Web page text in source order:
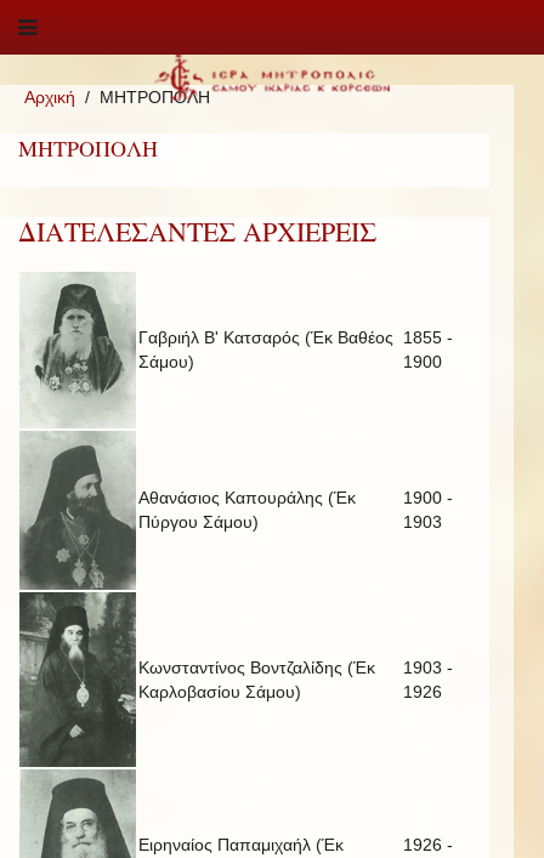
Αρχική ΜΗΤΡΟΠΟΛΗ
ΜΗΤΡΟΠΟΛΗ
ΔΙΑΤΕΛΕΣΑΝΤΕΣ ΑΡΧΙΕΡΕΙΣ
Γαβριήλ Β' Κατσαρός (Έκ Βαθέος
Σάμου)
1855 -
1900
Αθανάσιος Καπουράλης (Έκ
Πύργου Σάμου)
1900 -
1903
Κωνσταντίνος Βοντζαλίδης (Έκ
Καρλοβασίου Σάμου)
1903 -
1926
Ειρηναίος Παπαμιχαήλ (Έκ
1926 -